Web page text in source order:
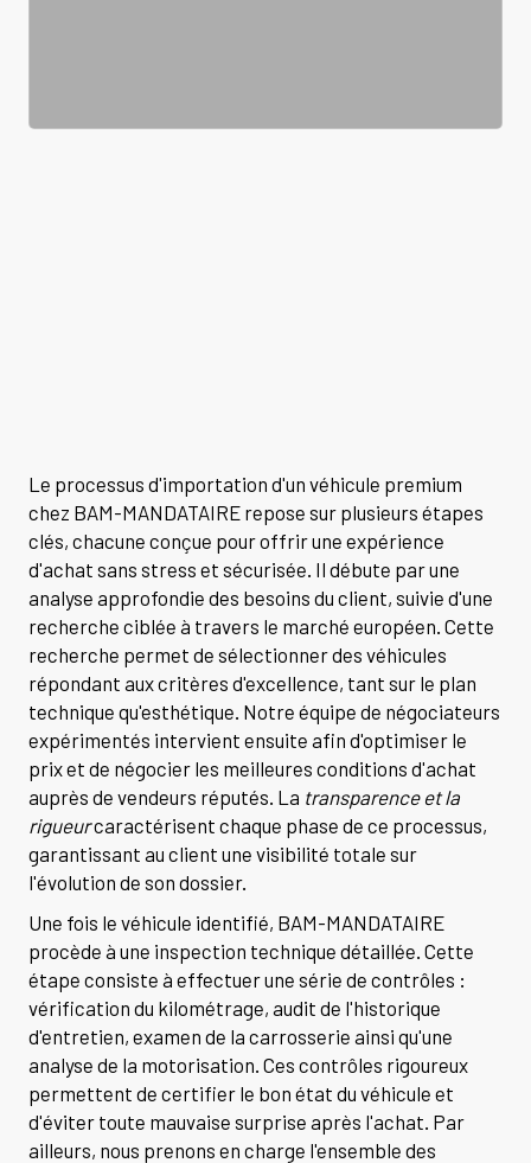
Le processus d'importation d'un véhicule premium
chez BAM-MANDATAIRE repose sur plusieurs étapes
clés, chacune conçue pour offrir une expérience
d'achat sans stress et sécurisée. Il débute par une
analyse approfondie des besoins du client, suivie d'une
recherche ciblée à travers le marché européen. Cette
recherche permet de sélectionner des véhicules
répondant aux critères d'excellence, tant sur le plan
technique qu'esthétique. Notre équipe de négociateurs
expérimentés intervient ensuite afin d'optimiser le
prix et de négocier les meilleures conditions d'achat
auprès de vendeurs réputés. La transparence et la
rigueurcaractérisent chaque phase de ce processus,
garantissant au client une visibilité totale sur
l'évolution de son dossier.
Une fois le véhicule identifié, BAM-MANDATAIRE
procède à une inspection technique détaillée. Cette
étape consiste à effectuer une série de contrôles :
vérification du kilométrage, audit de l'historique
d'entretien, examen de la carrosserie ainsi qu'une
analyse de la motorisation. Ces contrôles rigoureux
permettent de certifier le bon état du véhicule et
d'éviter toute mauvaise surprise après l'achat. Par
ailleurs, nous prenons en charge l'ensemble des